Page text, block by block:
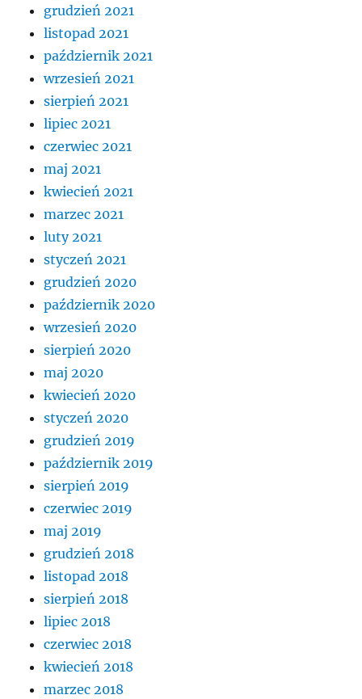
grudzień 2021
listopad 2021
październik 2021
wrzesień 2021
sierpień 2021
lipiec 2021
czerwiec 2021
maj 2021
kwiecień 2021
marzec 2021
luty 2021
styczeń 2021
grudzień 2020
październik 2020
wrzesień 2020
sierpień 2020
maj 2020
kwiecień 2020
styczeń 2020
grudzień 2019
październik 2019
sierpień 2019
czerwiec 2019
maj 2019
grudzień 2018
listopad 2018
sierpień 2018
lipiec 2018
czerwiec 2018
kwiecień 2018
marzec 2018